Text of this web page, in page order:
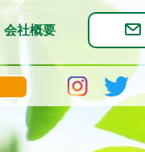
会社概要